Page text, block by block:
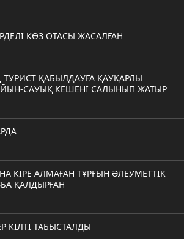
КӨЗ ОТАСЫ ЖАСАЛҒАН
ҚАБЫЛДАУҒА ҚАУҚАРЛЫ
САУЫҚ КЕШЕНІ САЛЫНЫП ЖАТЫР
КІРЕ АЛМАҒАН ТҰРҒЫН ӘЛЕУМЕТТІК
ҚАЛДЫРҒАН
КІЛТІ ТАБЫСТАЛДЫ